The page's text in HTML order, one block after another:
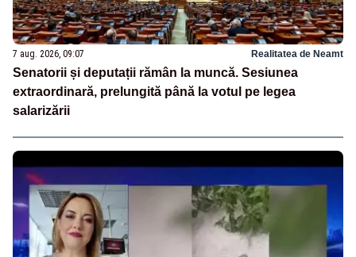
7 aug. 2026, 09:07 Realitatea de Neamt
Senatorii și deputații rămân la muncă. Sesiunea
extraordinară, prelungită până la votul pe legea
salarizării